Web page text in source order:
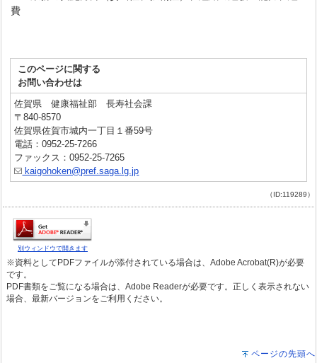
費
このページに関する
お問い合わせは
佐賀県 健康福祉部 長寿社会課
〒840-8570
佐賀県佐賀市城内一丁目１番59号
電話：0952-25-7266
ファックス：0952-25-7265
kaigohoken@pref.saga.lg.jp
（ID:119289）
別ウィンドウで開きます
※資料としてPDFファイルが添付されている場合は、Adobe Acrobat(R)が必要
です。
PDF書類をご覧になる場合は、Adobe Readerが必要です。正しく表示されない
場合、最新バージョンをご利用ください。
ページの先頭へ